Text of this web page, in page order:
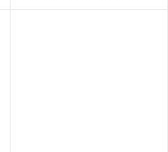
funkčný dizajn.